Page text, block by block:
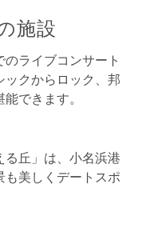
施設
のライブコンサート
クからロック、邦
できます。
丘」は、小名浜港
美しくデートスポ